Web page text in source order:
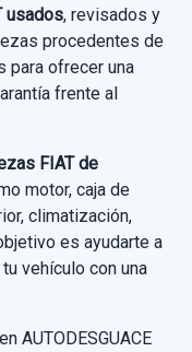
usados, revisados y
procedentes de
para ofrecer una
frente al
FIAT de
motor, caja de
climatización,
es ayudarte a
vehículo con una
AUTODESGUACE